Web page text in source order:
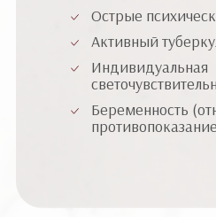
Индивидуальная
Острые
Активный
Беременность